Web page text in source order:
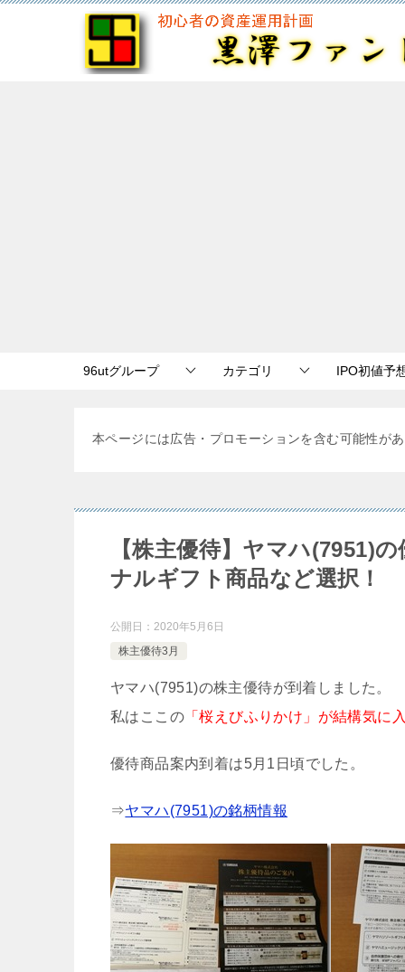
96utグループ カテゴリ IPO初値予
本ページには広告・プロモーションを含む可能性があ
【株主優待】ヤマハ(7951)
ナルギフト商品など選択！
公開日： 2020年5月6日
株主優待3月
ヤマハ(7951)の株主優待が到着しました。
私はここの 「桜えびふりかけ」が結構気に
優待商品案内到着は5月1日頃でした。
⇒ヤマハ(7951)の銘柄情報